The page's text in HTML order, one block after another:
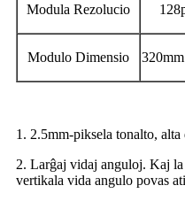
Modula Rezolucio
Modulo Dimensio
1. 2.5mm-piksela tonalto,
2. Larĝaj vidaj anguloj. Kaj
vertikala vida angulo povas